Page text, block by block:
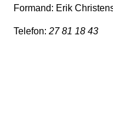
Formand: Erik
Telefon: 27 81 18 43